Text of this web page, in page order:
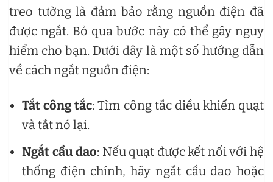
treo tường là đảm bảo rằng nguồn điện đã
được ngắt. Bỏ qua bước này có thể gây nguy
hiểm cho bạn. Dưới đây là một số hướng dẫn
về cách ngắt nguồn điện:
Tắt công tắc: Tìm công tắc điều khiển quạt
và tắt nó lại.
Ngắt cầu dao: Nếu quạt được kết nối với hệ
thống điện chính, hãy ngắt cầu dao hoặc